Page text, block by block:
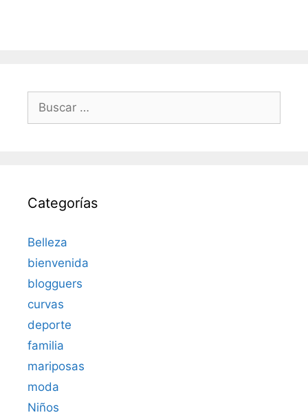
Categorías
Belleza
bienvenida
blogguers
curvas
deporte
familia
mariposas
moda
Niños